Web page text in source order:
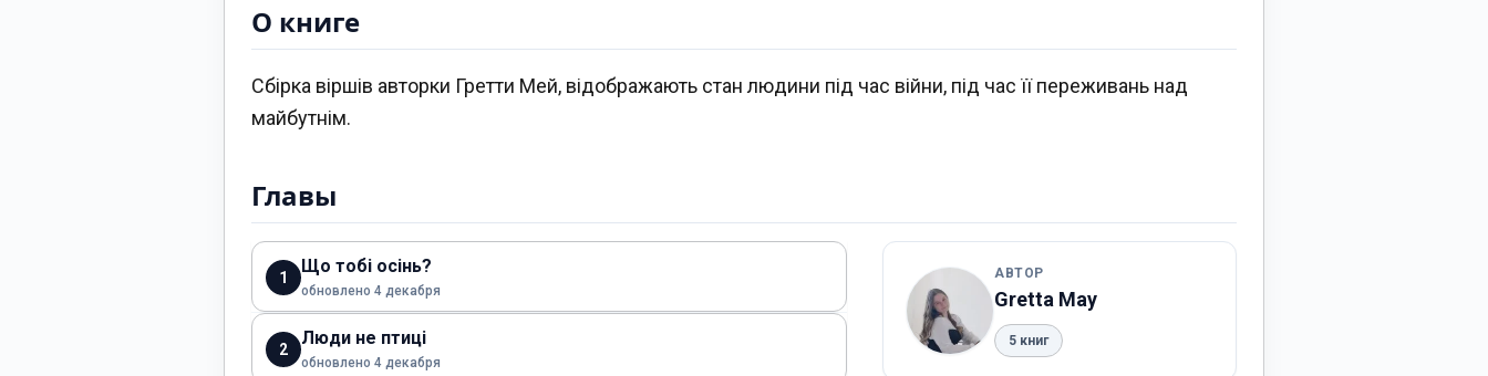
О книге
Сбірка віршів авторки Гретти Мей, відображають стан людини під час війни, під час її переживань над
майбутнім.
Главы
1
Що тобі осінь?
обновлено 4 декабря
2
Люди не птиці
обновлено 4 декабря
АВТОР
Gretta May
5 книг